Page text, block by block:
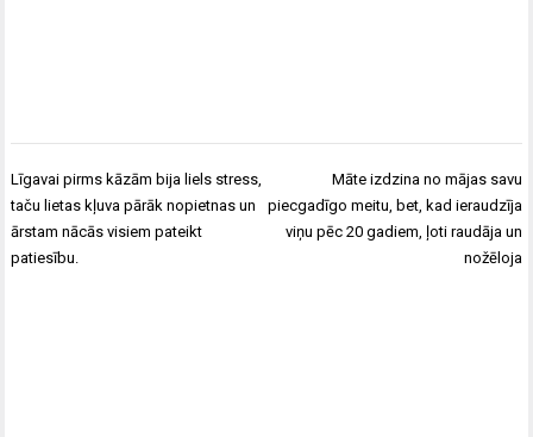
Post
navigation
Līgavai pirms kāzām bija liels stress,
taču lietas kļuva pārāk nopietnas un
ārstam nācās visiem pateikt
patiesību.
Māte izdzina no mājas savu
piecgadīgo meitu, bet, kad ieraudzīja
viņu pēc 20 gadiem, ļoti raudāja un
nožēloja